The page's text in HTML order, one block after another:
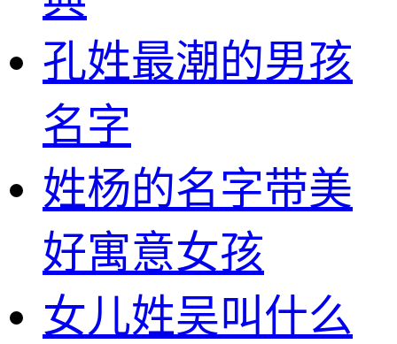
孔姓最潮的男孩
名字
姓杨的名字带美
好寓意女孩
女儿姓吴叫什么